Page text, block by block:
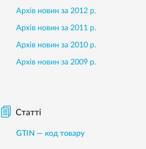
Архів новин за 2012 р.
Архів новин за 2011 р.
Архів новин за 2010 р.
Архів новин за 2009 р.
Статті
GTIN — код товару